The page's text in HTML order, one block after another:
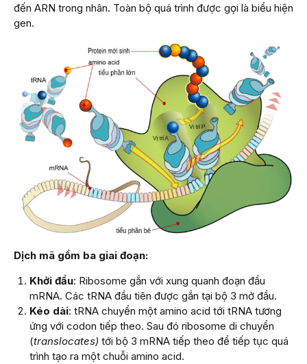
đến ARN trong nhân. Toàn bộ quá trình được gọi là biểu hiện
gen.
Dịch mã gồm ba giai đoạn:
Khởi đầu: Ribosome gắn với xung quanh đoạn đầu
mRNA. Các tRNA đầu tiên được gắn tại bộ 3 mở đầu.
Kéo dài: tRNA chuyển một amino acid tới tRNA tương
ứng với codon tiếp theo. Sau đó ribosome di chuyển
(translocates) tới bộ 3 mRNA tiếp theo để tiếp tục quá
trình tạo ra một chuỗi amino acid.